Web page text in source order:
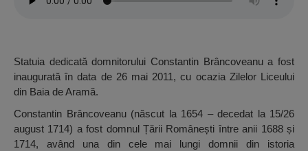
Statuia dedicată domnitorului Constantin Brâncoveanu a fost
inaugurată în data de 26 mai 2011, cu ocazia Zilelor Liceului
din Baia de Aramă.
Constantin Brâncoveanu (născut la 1654 – decedat la 15/26
august 1714) a fost domnul Țării Românești între anii 1688 și
1714, având una din cele mai lungi domnii din istoria